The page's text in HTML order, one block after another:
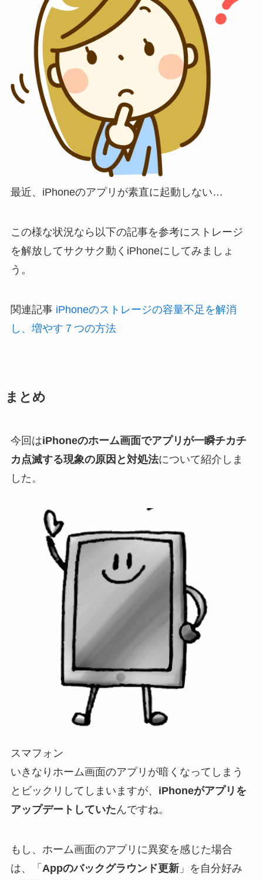
最近、iPhoneのアプリが素直に起動しない…
この様な状況なら以下の記事を参考に ストレージ
を解放してサクサク動くiPhoneにしてみましょ
う。
関連記事 iPhoneのストレージの容量不足を解消
し、増やす７つの方法
まとめ
今回はiPhoneのホーム画面でアプリが一瞬チカチ
カ点滅する現象の原因と対処法について紹介しま
した。
スマフォン
いきなりホーム画面のアプリが暗くなってしまう
とビックリしてしまいますが、 iPhoneがアプリを
アップデートしていたんですね。
もし、ホーム画面のアプリに異変を感じた場合
は、「 Appのバックグラウンド更新」を自分好み